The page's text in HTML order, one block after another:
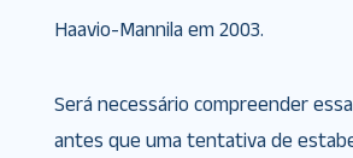
Haavio-Mannila em 2003.
Será necessário compreender
antes que uma tentativa de